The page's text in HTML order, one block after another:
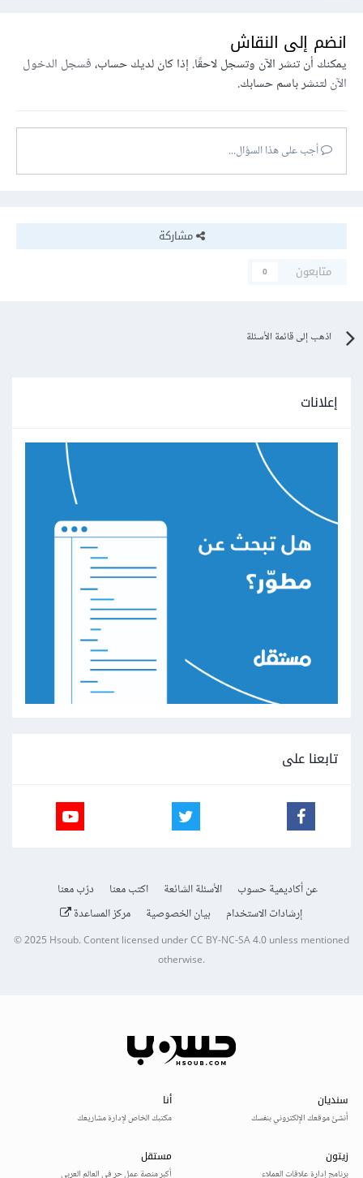
انضم إلى النقاش
يمكنك أن تنشر الآن وتسجل لاحقًا. إذا كان لديك حساب،فسجل الدخول
الآنلتنشر باسم حسابك.
أجب على هذا السؤال...
مشاركة
متابعون
0
اذهب إلى قائمة الأسئلة
إعلانات
تابعنا على
عن أكاديمية حسوب الأسئلة الشائعة اكتب معنا
درّب معنا
إرشادات الاستخدام
بيان الخصوصية مركز المساعدة
© 2025Hsoub.Content licensed underCC BY-NC-SA 4.0unless mentioned
otherwise.